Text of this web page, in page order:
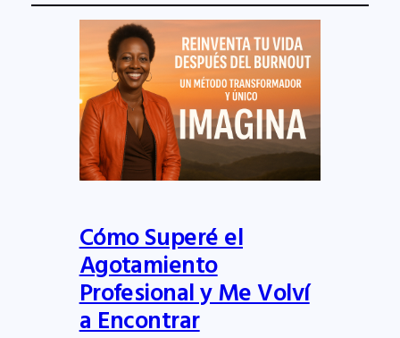
Cómo Superé el
Agotamiento
Profesional y Me Volví
a Encontrar